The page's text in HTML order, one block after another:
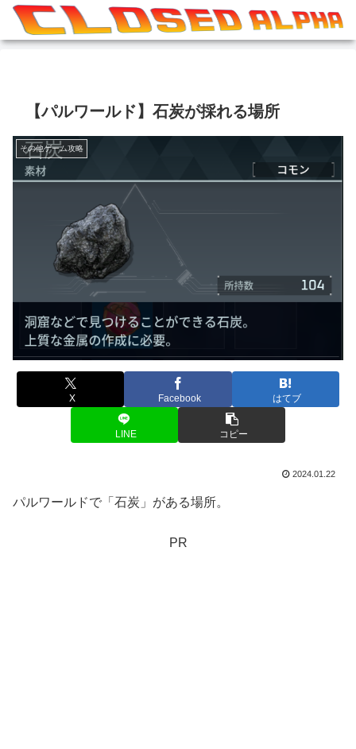
【パルワールド】石炭が採れる場所
その他ゲーム攻略
X Facebook はてブ
LINE コピー
2024.01.22
パルワールドで「石炭」がある場所。
PR